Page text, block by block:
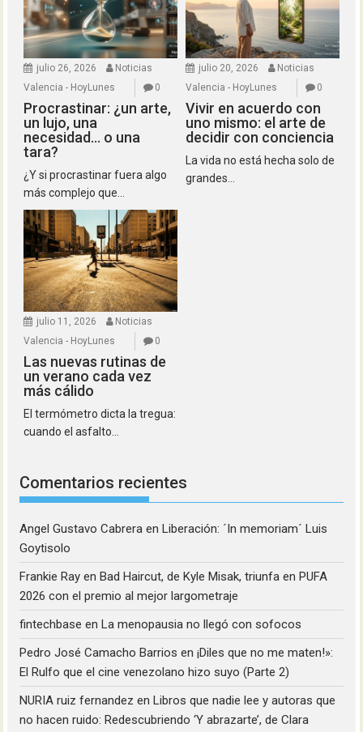
julio 26, 2026
Noticias
Valencia - HoyLunes
0
Procrastinar: ¿un arte,
un lujo, una
necesidad… o una
tara?
¿Y si procrastinar fuera algo
más complejo que...
julio 20, 2026
Noticias
Valencia - HoyLunes
0
Vivir en acuerdo con
uno mismo: el arte de
decidir con conciencia
La vida no está hecha solo de
grandes...
julio 11, 2026
Noticias
Valencia - HoyLunes
0
Las nuevas rutinas de
un verano cada vez
más cálido
El termómetro dicta la tregua:
cuando el asfalto...
Comentarios recientes
Angel Gustavo Cabrera enLiberación: ´In memoriam´ Luis
Goytisolo
Frankie Ray enBad Haircut, de Kyle Misak, triunfa en PUFA
2026 con el premio al mejor largometraje
fintechbase enLa menopausia no llegó con sofocos
Pedro José Camacho Barrios en¡Diles que no me maten!»:
El Rulfo que el cine venezolano hizo suyo (Parte 2)
NURIA ruiz fernandez enLibros que nadie lee y autoras que
no hacen ruido: Redescubriendo ‘Y abrazarte’, de Clara